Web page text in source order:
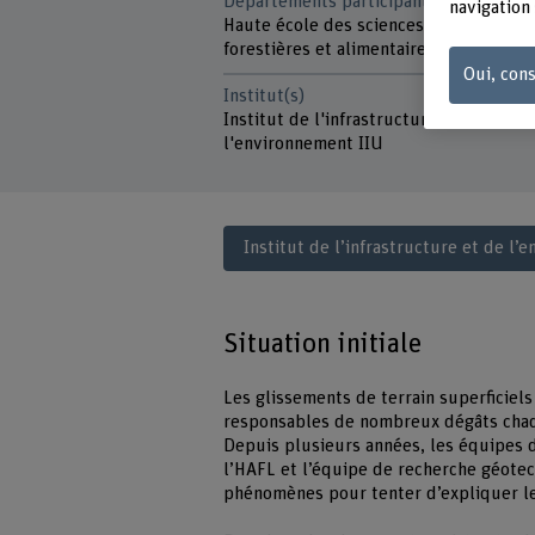
Haute école des sciences
forestières et alimentaires HAFL
Institut(s)
Institut de l'infrastructure et de
l'environnement IIU
Institut de l’infrastructure et de
Situation initiale
Les glissements de terrain
responsables de nombreux dégâts
Depuis plusieurs années, les équipes
l’HAFL et l’équipe de recherche
phénomènes pour tenter d’expliquer
Oui,